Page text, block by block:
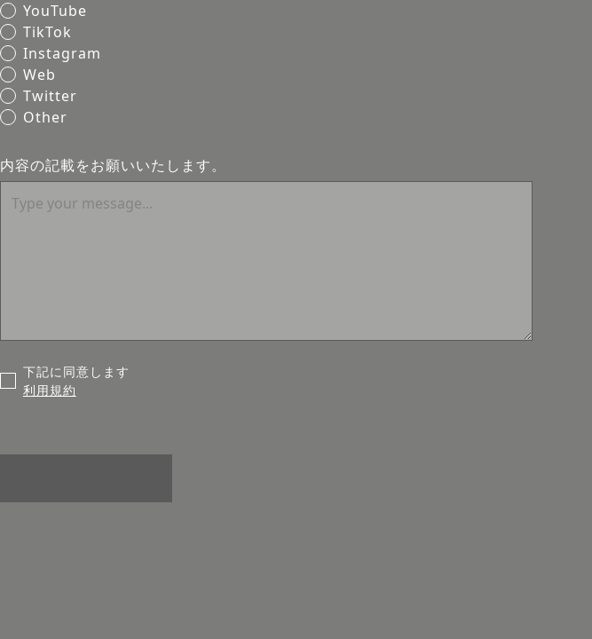
YouTube
TikTok
Instagram
Web
Twitter
Other
内容の記載をお願いいたします。
下記に同意します
利用規約